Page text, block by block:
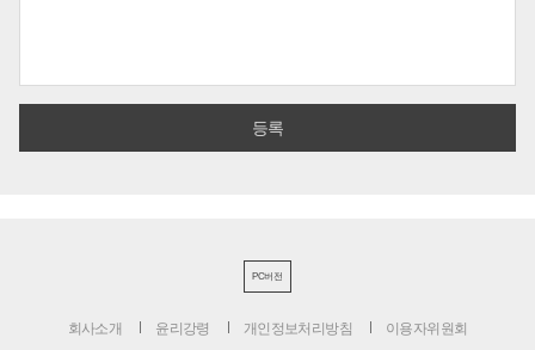
PC버전
회사소개 윤리강령 개인정보처리방침 이용자위원회